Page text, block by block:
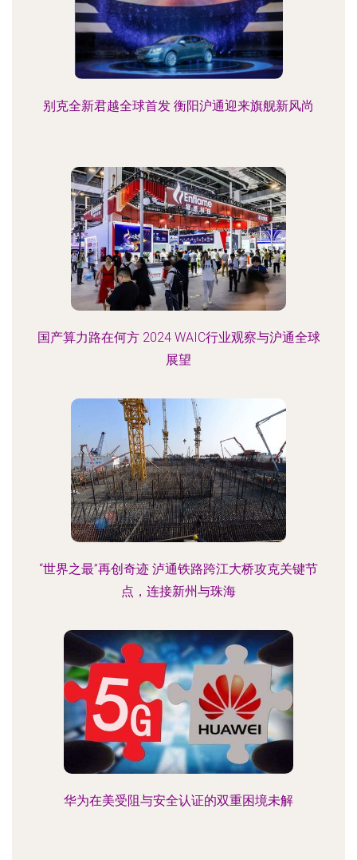
别克全新君越全球首发 衡阳沪通迎来旗舰新风尚
国产算力路在何方 2024 WAIC行业观察与沪通全球
展望
“世界之最”再创奇迹 泸通铁路跨江大桥攻克关键节
点，连接新州与珠海
华为在美受阻与安全认证的双重困境未解